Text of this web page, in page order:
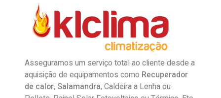
Asseguramos um serviço total ao cliente desde a
aquisição de equipamentos como Recuperador
de calor, Salamandra, Caldeira a Lenha ou